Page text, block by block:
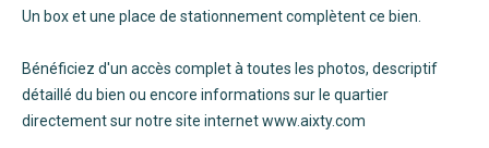
Un box et une place de stationnement complètent ce bien.
Bénéficiez d'un accès complet à toutes les photos, descriptif
détaillé du bien ou encore informations sur le quartier
directement sur notre site internet www.aixty.com